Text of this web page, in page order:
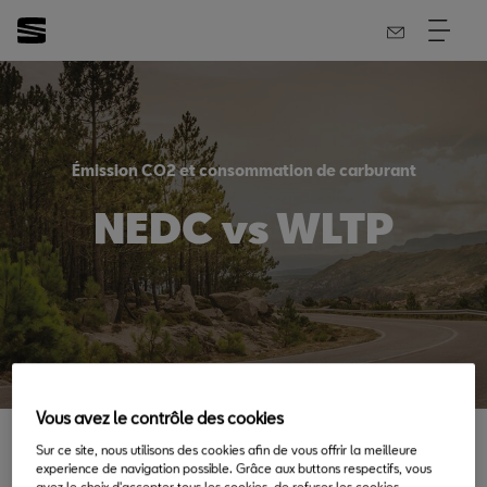
Émission CO2 et consommation de carburant
NEDC vs WLTP
La consommation de carburant déclarée et les données
Vous avez le contrôle des cookies
Sur ce site, nous utilisons des cookies afin de vous offrir la meilleure
experience de navigation possible. Grâce aux buttons respectifs, vous